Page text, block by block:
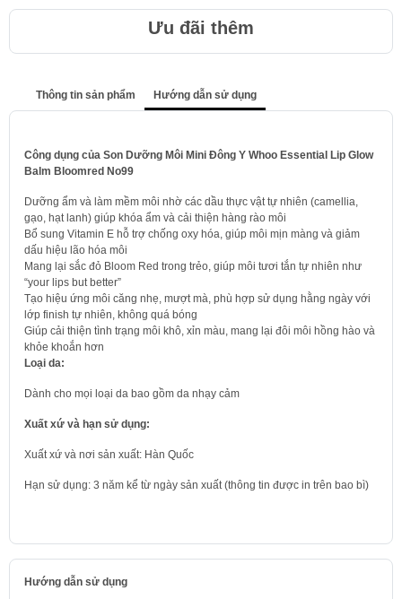
Ưu đãi thêm
Thông tin sản phẩm Hướng dẫn sử dụng
Công dụng của Son Dưỡng Môi Mini Đông Y Whoo Essential Lip Glow
Balm Bloomred No99
Dưỡng ẩm và làm mềm môi nhờ các dầu thực vật tự nhiên (camellia,
gạo, hạt lanh) giúp khóa ẩm và cải thiện hàng rào môi
Bổ sung Vitamin E hỗ trợ chống oxy hóa, giúp môi mịn màng và giảm
dấu hiệu lão hóa môi
Mang lại sắc đỏ Bloom Red trong trẻo, giúp môi tươi tắn tự nhiên như
“your lips but better”
Tạo hiệu ứng môi căng nhẹ, mượt mà, phù hợp sử dụng hằng ngày với
lớp finish tự nhiên, không quá bóng
Giúp cải thiện tình trạng môi khô, xỉn màu, mang lại đôi môi hồng hào và
khỏe khoắn hơn
Loại da:
Dành cho mọi loại da bao gồm da nhạy cảm
Xuất xứ và hạn sử dụng:
Xuất xứ và nơi sản xuất: Hàn Quốc
Hạn sử dụng: 3 năm kể từ ngày sản xuất (thông tin được in trên bao bì)
Hướng dẫn sử dụng